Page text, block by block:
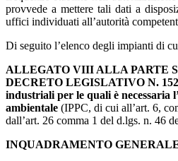
provvede a mettere tali dati a
uffici individuati all’autorità
Di seguito l’elenco degli impianti di
ALLEGATO VIII ALLA PARTE
DECRETO LEGISLATIVO N.
industriali per le quali è necessaria
ambientale (IPPC, di cui all’art. 6,
dall’art. 26 comma 1 del d.lgs. n. 46
INQUADRAMENTO